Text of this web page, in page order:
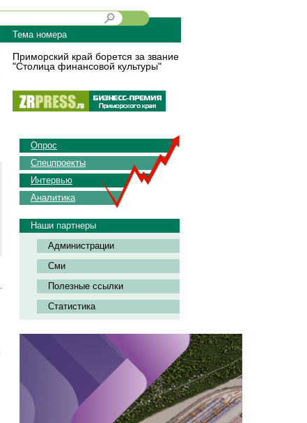
Тема номера
Приморский край борется за звание
"Столица финансовой культуры"
Опрос
Спецпроекты
Интервью
Аналитика
Наши партнеры
Администрации
Сми
Полезные ссылки
Статистика